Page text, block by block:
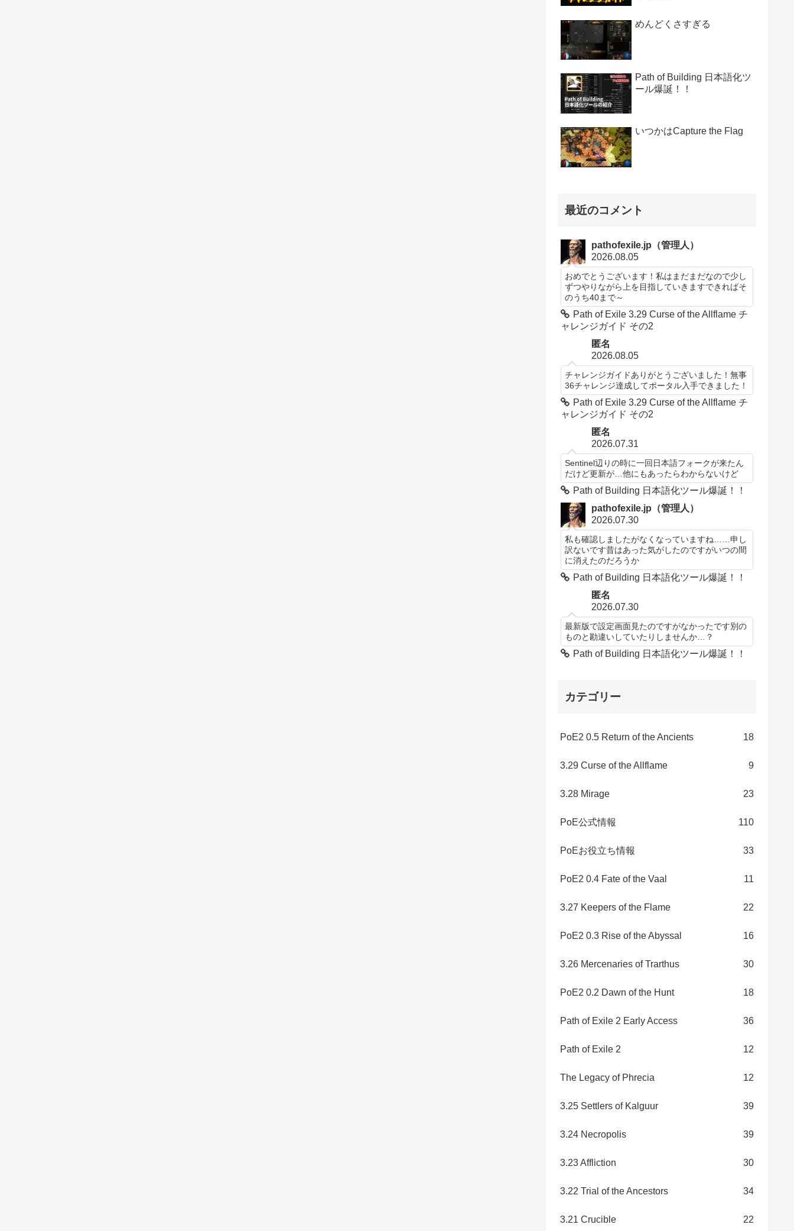
めんどくさすぎる
Path of Building 日本語化ツ
ール爆誕！！
いつかはCapture the Flag
最近のコメント
pathofexile.jp（管理人）
2026.08.05
おめでとうございます！私はまだまだなので少し
ずつやりながら上を目指していきますできればそ
のうち40まで～
Path of Exile 3.29 Curse of the Allflame チ
ャレンジガイド その2
匿名
2026.08.05
チャレンジガイドありがとうございました！無事
36チャレンジ達成してポータル入手できました！
Path of Exile 3.29 Curse of the Allflame チ
ャレンジガイド その2
匿名
2026.07.31
Sentinel辺りの時に一回日本語フォークが来たん
だけど更新が…他にもあったらわからないけど
Path of Building 日本語化ツール爆誕！！
pathofexile.jp（管理人）
2026.07.30
私も確認しましたがなくなっていますね……申し
訳ないです昔はあった気がしたのですがいつの間
に消えたのだろうか
Path of Building 日本語化ツール爆誕！！
匿名
2026.07.30
最新版で設定画面見たのですがなかったです別の
ものと勘違いしていたりしませんか…？
Path of Building 日本語化ツール爆誕！！
カテゴリー
PoE2 0.5 Return of the Ancients 18
3.29 Curse of the Allflame 9
3.28 Mirage 23
PoE公式情報 110
PoEお役立ち情報 33
PoE2 0.4 Fate of the Vaal 11
3.27 Keepers of the Flame 22
PoE2 0.3 Rise of the Abyssal 16
3.26 Mercenaries of Trarthus 30
PoE2 0.2 Dawn of the Hunt 18
Path of Exile 2 Early Access 36
Path of Exile 2 12
The Legacy of Phrecia 12
3.25 Settlers of Kalguur 39
3.24 Necropolis 39
3.23 Affliction 30
3.22 Trial of the Ancestors 34
3.21 Crucible 22